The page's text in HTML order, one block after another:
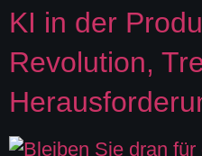
KI in der
Revolution,